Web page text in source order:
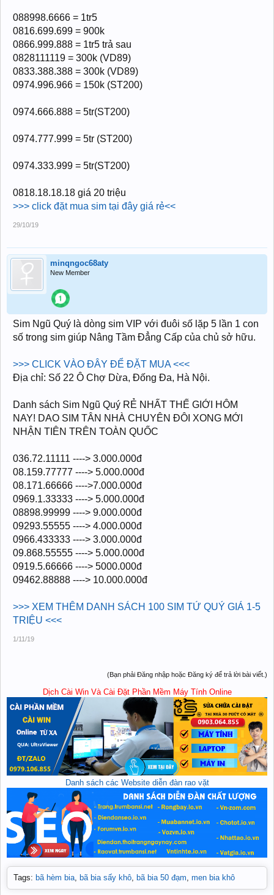
088998.6666 = 1tr5
0816.699.699 = 900k
0866.999.888 = 1tr5 trả sau
0828111119 = 300k (VD89)
0833.388.388 = 300k (VD89)
0974.996.966 = 150k (ST200)
0974.666.888 = 5tr(ST200)
0974.777.999 = 5tr (ST200)
0974.333.999 = 5tr(ST200)
0818.18.18.18 giá 20 triệu
>>> click đặt mua sim tại đây giá rẻ<<
29/10/19
minqngoc68aty
New Member
Sim Ngũ Quý là dòng sim VIP với đuôi số lặp 5 lần 1 con
số trong sim giúp Nâng Tầm Đẳng Cấp của chủ sở hữu.
>>> CLICK VÀO ĐÂY ĐỂ ĐẶT MUA <<<
Địa chỉ: Số 22 Ô Chợ Dừa, Đống Đa, Hà Nội.
Danh sách Sim Ngũ Quý RẺ NHẤT THẾ GIỚI HÔM
NAY! DAO SIM TÂN NHÀ CHUYÊN ĐÔI XONG MỚI
NHẬN TIÊN TRÊN TOÀN QUỐC
036.72.11111 ----> 3.000.000đ
08.159.77777 ----> 5.000.000đ
08.171.66666 ---->7.000.000đ
0969.1.33333 ----> 5.000.000đ
08898.99999 ----> 9.000.000đ
09293.55555 ----> 4.000.000đ
0966.433333 ----> 3.000.000đ
09.868.55555 ----> 5.000.000đ
0919.5.66666 ----> 5000.000đ
09462.88888 ----> 10.000.000đ
>>> XEM THÊM DANH SÁCH 100 SIM TỨ QUÝ GIÁ 1-5
TRIỆU <<<
1/11/19
(Bạn phải Đăng nhập hoặc Đăng ký để trả lời bài viết.)
Dịch Cài Win Và Cài Đặt Phần Mềm Máy Tính Online
Danh sách các Website diễn đàn rao vặt
Tags: bã hèm bia bã bia sấy khô bã bia 50 đạm men bia khô